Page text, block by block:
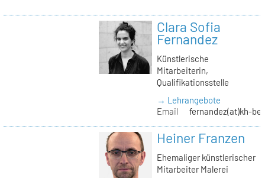
Clara Sofia
Fernandez
Künstlerische
Mitarbeiterin,
Qualifikationsstelle
→ Lehrangebote
Email
fernandez(at)kh-
Heiner Franzen
Ehemaliger künstlerischer
Mitarbeiter Malerei